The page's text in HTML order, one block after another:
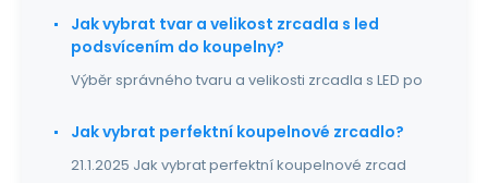
Jak vybrat tvar a velikost zrcadla s led
podsvícením do koupelny?
Výběr správného tvaru a velikosti zrcadla s LED po
Jak vybrat perfektní koupelnové zrcadlo?
21.1.2025 Jak vybrat perfektní koupelnové zrcad